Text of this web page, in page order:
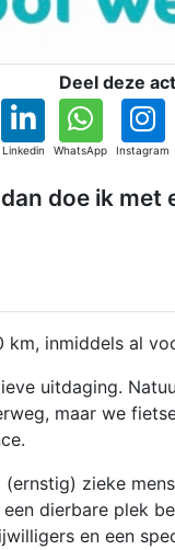
Deel deze
Linkedin WhatsApp Instagram
doe ik met
inmiddels al
uitdaging.
maar we
zieke
dierbare plek
en een